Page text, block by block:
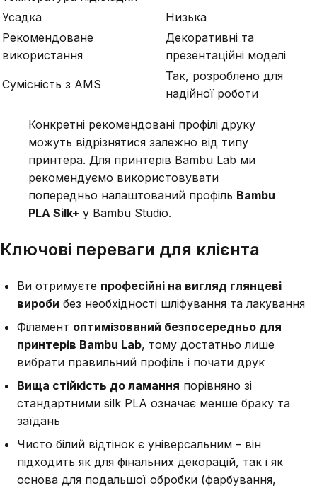
Усадка
Низька
Рекомендоване
використання
Декоративні та
презентаційні моделі
Сумісність з AMS
Так, розроблено для
надійної роботи
Конкретні рекомендовані профілі друку
можуть відрізнятися залежно від типу
принтера. Для принтерів Bambu Lab ми
рекомендуємо використовувати
попередньо налаштований профіль Bambu
PLA Silk+ у Bambu Studio.
Ключові переваги для клієнта
Ви отримуєте професійні на вигляд глянцеві
вироби без необхідності шліфування та лакування
Філамент оптимізований безпосередньо для
принтерів Bambu Lab, тому достатньо лише
вибрати правильний профіль і почати друк
Вища стійкість до ламання порівняно зі
стандартними silk PLA означає менше браку та
заїдань
Чисто білий відтінок є універсальним – він
підходить як для фінальних декорацій, так і як
основа для подальшої обробки (фарбування,